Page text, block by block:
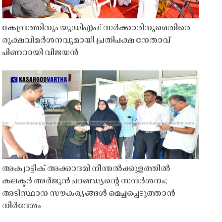
കേന്ദ്രത്തിനും യുഡിഎഫ് സർക്കാരിനുമെതിരെ
രൂക്ഷവിമർശനവുമായി പ്രതിപക്ഷ നേതാവ്
പിണറായി വിജയൻ
അക്വാട്ടിക് അക്കാദമി നീന്തൽക്കുളത്തിൽ
കലക്ടർ അർജുൻ പാണ്ഡ്യൻ്റെ സന്ദർശനം;
അടിസ്ഥാന സൗകര്യങ്ങൾ മെച്ചപ്പെടുത്താൻ
നിർദേശം